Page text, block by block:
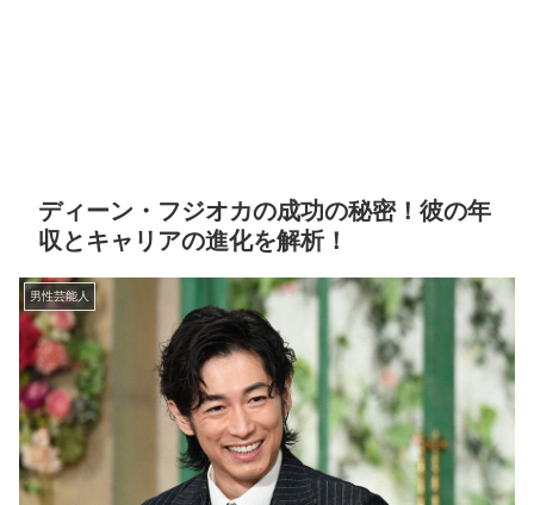
ディーン・フジオカの成功の秘密！彼の年
収とキャリアの進化を解析！
男性芸能人